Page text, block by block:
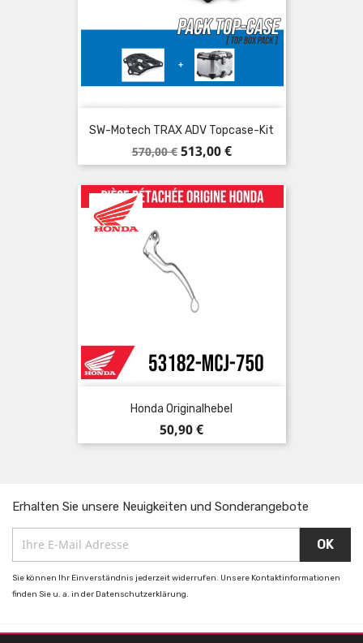
SW-Motech TRAX ADV Topcase-Kit
Verkaufspreis
570,00 € Preis
513,00 €
Honda Originalhebel
Preis
50,90 €
Erhalten Sie unsere Neuigkeiten und Sonderangebote
Sie können Ihr Einverständnis jederzeit widerrufen. Unsere Kontaktinformationen
finden Sie u. a. in der Datenschutzerklärung.